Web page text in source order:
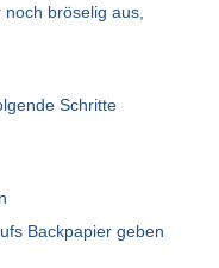
bröselig aus,
Schritte
Backpapier geben